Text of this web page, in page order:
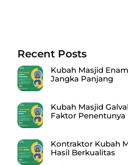
Recent Posts
Kubah Masjid
Jangka Panjang
Kubah Masjid
Faktor Penentunya
Kontraktor Kubah
Hasil Berkualitas